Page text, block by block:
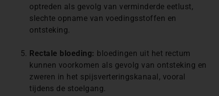
optreden als gevolg van verminderde eetlust,
slechte opname van voedingsstoffen en
ontsteking.
Rectale bloeding: bloedingen uit het rectum
kunnen voorkomen als gevolg van ontsteking en
zweren in het spijsverteringskanaal, vooral
tijdens de stoelgang.